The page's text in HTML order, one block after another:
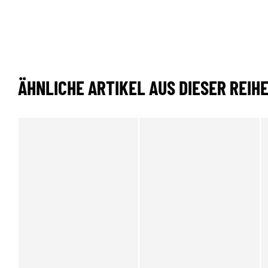
ÄHNLICHE ARTIKEL AUS DIESER REIHE